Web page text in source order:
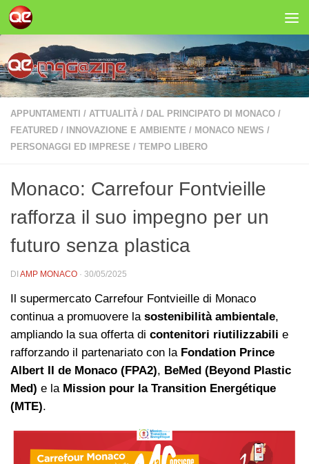
Salta al contenuto
APPUNTAMENTI / ATTUALITÀ / DAL PRINCIPATO DI MONACO /
FEATURED / INNOVAZIONE E AMBIENTE / MONACO NEWS /
PERSONAGGI ED IMPRESE / TEMPO LIBERO
Monaco: Carrefour Fontvieille
rafforza il suo impegno per un
futuro senza plastica
DI AMP MONACO · 30/05/2025
Il supermercato Carrefour Fontvieille di Monaco
continua a promuovere la sostenibilità ambientale,
ampliando la sua offerta di contenitori riutilizzabili e
rafforzando il partenariato con la Fondation Prince
Albert II de Monaco (FPA2), BeMed (Beyond Plastic
Med) e la Mission pour la Transition Energétique
(MTE).